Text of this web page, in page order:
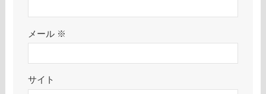
メール ※
サイト